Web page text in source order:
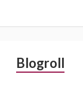
Barre
Blogroll